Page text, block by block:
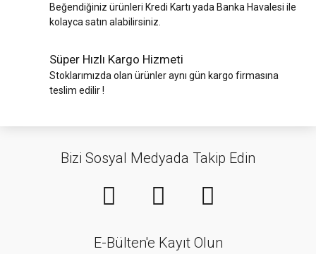
Beğendiğiniz ürünleri Kredi Kartı yada Banka Havalesi ile
kolayca satın alabilirsiniz.
Süper Hızlı Kargo Hizmeti
Stoklarımızda olan ürünler aynı gün kargo firmasına
teslim edilir !
Bizi Sosyal Medyada Takip Edin
E-Bülten'e Kayıt Olun